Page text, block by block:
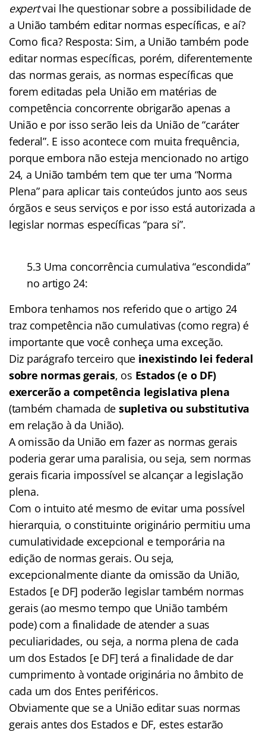
expertvai lhe questionar sobre a possibilidade de
a União também editar normas específicas, e aí?
Como fica? Resposta: Sim, a União também pode
editar normas específicas, porém, diferentemente
das normas gerais, as normas específicas que
forem editadas pela União em matérias de
competência concorrente obrigarão apenas a
União e por isso serão leis da União de “caráter
federal”. E isso acontece com muita frequência,
porque embora não esteja mencionado no artigo
24, a União também tem que ter uma “Norma
Plena” para aplicar tais conteúdos junto aos seus
órgãos e seus serviços e por isso está autorizada a
legislar normas específicas “para si”.
5.3 Uma concorrência cumulativa “escondida”
no artigo 24:
Embora tenhamos nos referido que o artigo 24
traz competência não cumulativas (como regra) é
importante que você conheça uma exceção.
Diz parágrafo terceiro que inexistindo lei federal
sobre normas gerais, os Estados (e o DF)
exercerão a competência legislativa plena
(também chamada de supletiva ou substitutiva
em relação à da União).
A omissão da União em fazer as normas gerais
poderia gerar uma paralisia, ou seja, sem normas
gerais ficaria impossível se alcançar a legislação
plena.
Com o intuito até mesmo de evitar uma possível
hierarquia, o constituinte originário permitiu uma
cumulatividade excepcional e temporária na
edição de normas gerais. Ou seja,
excepcionalmente diante da omissão da União,
Estados [e DF] poderão legislar também normas
gerais (ao mesmo tempo que União também
pode) com a finalidade de atender a suas
peculiaridades, ou seja, a norma plena de cada
um dos Estados [e DF] terá a finalidade de dar
cumprimento à vontade originária no âmbito de
cada um dos Entes periféricos.
Obviamente que se a União editar suas normas
gerais antes dos Estados e DF, estes estarão